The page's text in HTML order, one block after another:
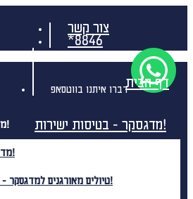
צור קשר
*8846
דברו איתנו בווטסאפדף הבית
מדגסקר - בטיסות ישירות! מדגסקר - בטיסות ישירות!
מדגסקר - בטיסות ישירות!
טיולים מאורגנים למדגסקר - בטיסות ישירות!